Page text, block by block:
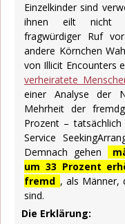
Einzelkinder sind
ihnen eilt nicht
fragwürdiger Ruf
andere Körnchen
von Illicit Encounters
verheiratete
einer Analyse der
Mehrheit der
Prozent –
Service
Demnach gehen
um 33 Prozent
fremd , als Männer,
sind.
Die Erklärung: